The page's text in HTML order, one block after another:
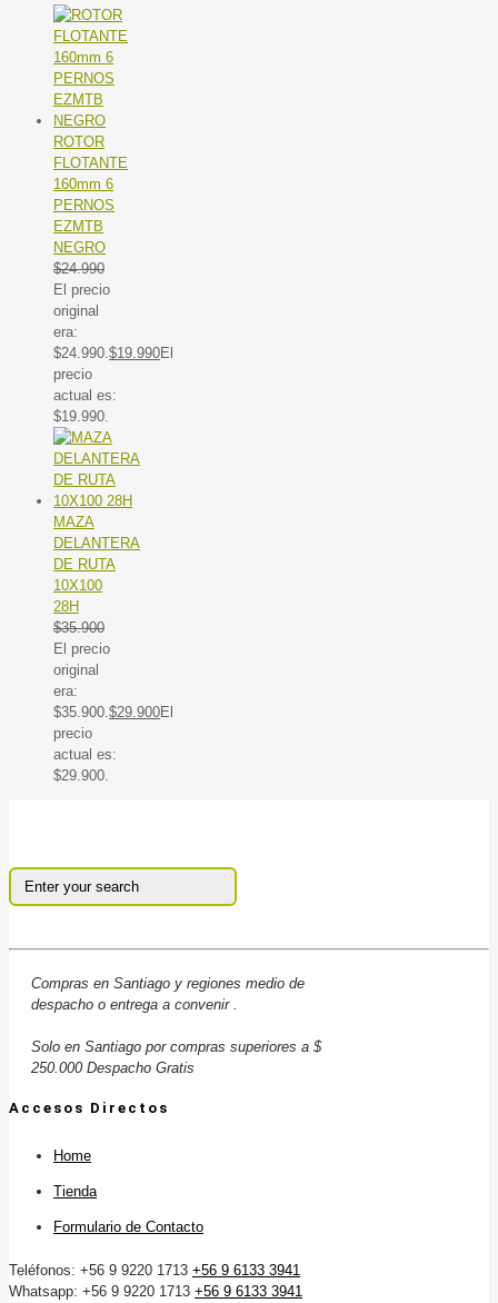
ROTOR
FLOTANTE
160mm 6
PERNOS
EZMTB
NEGRO
$24.990
El precio
original
era:
$24.990.$19.990El
precio
actual es:
$19.990.
MAZA
DELANTERA
DE RUTA
10X100
28H
$35.900
El precio
original
era:
$35.900.$29.900El
precio
actual es:
$29.900.
Compras en Santiago y regiones medio de
despacho o entrega a convenir .
Solo en Santiago por compras superiores a $
250.000 Despacho Gratis
Accesos Directos
Home
Tienda
Formulario de Contacto
Teléfonos: +56 9 9220 1713 +56 9 6133 3941
Whatsapp: +56 9 9220 1713 +56 9 6133 3941